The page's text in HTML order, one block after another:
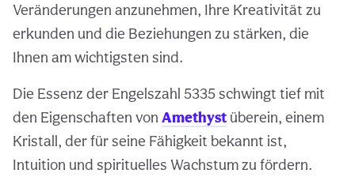
Veränderungen anzunehmen, Ihre Kreativität zu
erkunden und die Beziehungen zu stärken, die
Ihnen am wichtigsten sind.
Die Essenz der Engelszahl 5335 schwingt tief mit
den Eigenschaften von Amethystüberein, einem
Kristall, der für seine Fähigkeit bekannt ist,
Intuition und spirituelles Wachstum zu fördern.